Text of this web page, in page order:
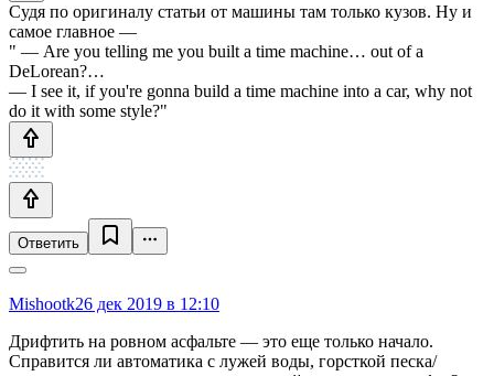
Судя по оригиналу статьи от машины там только кузов. Ну и
самое главное —
" — Are you telling me you built a time machine… out of a
DeLorean?…
— I see it, if you're gonna build a time machine into a car, why not
do it with some style?"
Ответить
Mishootk26 дек 2019 в 12:10
Дрифтить на ровном асфальте — это еще только начало.
Справится ли автоматика с лужей воды, горсткой песка/